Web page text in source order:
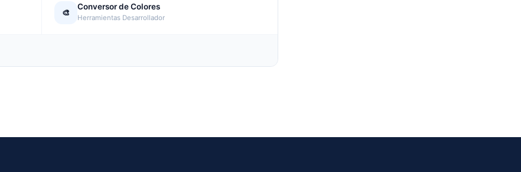
🎨
Conversor de Colores
Herramientas Desarrollador